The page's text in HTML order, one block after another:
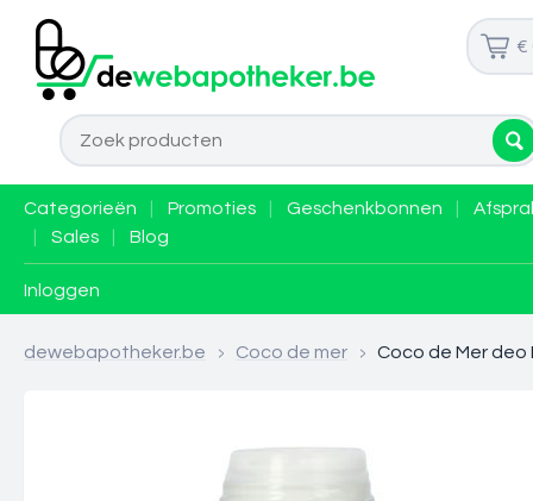
€
Categorieën Promoties Geschenkbonnen
Sales Blog
Inloggen
dewebapotheker.be > Coco de mer > Coco de Mer deo